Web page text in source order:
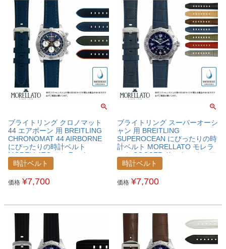
ブライトリング クロノマット
44 エアボーン 用 BREITLING
CHRONOMAT 44 AIRBORNE
にぴったりの時計ベルト
MORELLATO モレラート
NETBALL ネットボール ファブ
リック 時計ベルト
X5122C62BRECNA
時計ベルト
価格 ¥7,700
ブライトリング スーパーオーシ
ャン 用 BREITLING
SUPEROCEAN にぴったりの時
計ベルト MORELLATO モレラ
ート SOCCER サッカー カーフ
牛革 時計ベルト
X4497B44BRESPO
時計ベルト
価格 ¥7,700